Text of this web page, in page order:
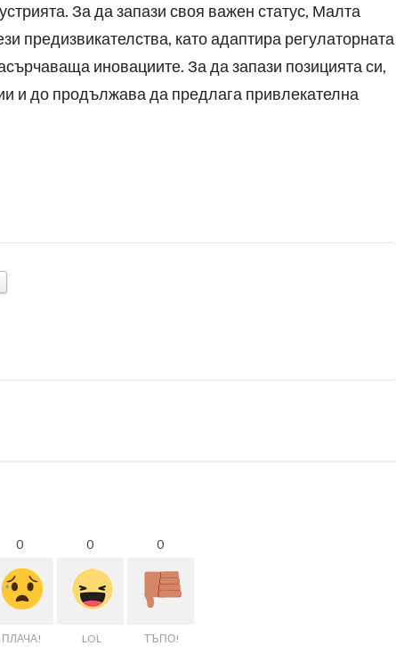
За да запази своя важен статус, Малта
предизвикателства, като адаптира регулаторната
иновациите. За да запази позицията си,
и до продължава да предлага привлекателна
0
ПЛАЧА!
0
LOL
0
ТЪПО!